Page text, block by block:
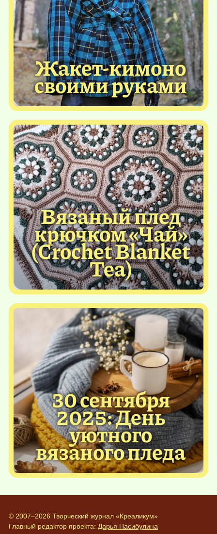
Жакет-кимоно
своими руками
Вязаный плед
крючком «Чай»
(Crochet Blanket
Tea)
30 сентября
2025: День
уютного
вязаного пледа
© 2007–2026 Творческий журнал «Креаликум»
Главный редактор проекта: Дарья Насибулина